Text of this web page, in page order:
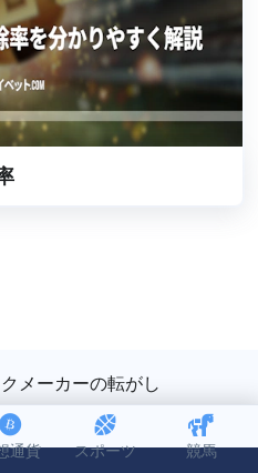
通貨 スポーツ 競馬
クメーカーの転がし